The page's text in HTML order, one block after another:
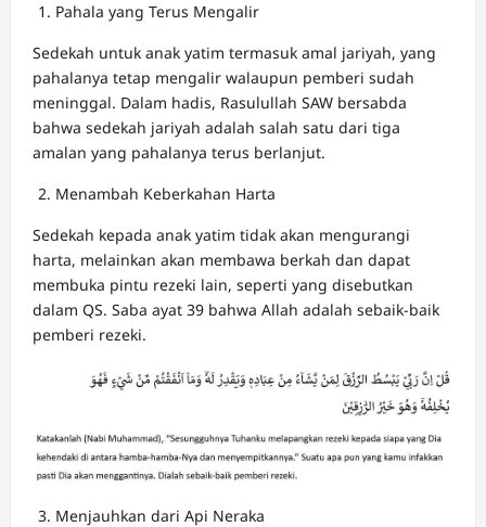
Pahala yang Terus Mengalir
Sedekah untuk anak yatim termasuk amal jariyah, yang
pahalanya tetap mengalir walaupun pemberi sudah
meninggal. Dalam hadis, Rasulullah SAW bersabda
bahwa sedekah jariyah adalah salah satu dari tiga
amalan yang pahalanya terus berlanjut.
Menambah Keberkahan Harta
Sedekah kepada anak yatim tidak akan mengurangi
harta, melainkan akan membawa berkah dan dapat
membuka pintu rezeki lain, seperti yang disebutkan
dalam QS. Saba ayat 39 bahwa Allah adalah sebaik-baik
pemberi rezeki.
Menjauhkan dari Api Neraka